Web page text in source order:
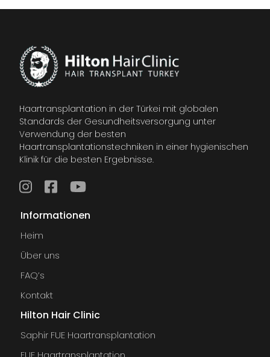
Haartransplantation in der Türkei mit globalen
Standards der Gesundheitsversorgung unter
Verwendung der besten
Haartransplantationstechniken in einer hygienischen
Klinik für die besten Ergebnisse.
Informationen
Heim
Über uns
FAQ’s
Kontakt
Hilton Hair Clinic
Saphir FUE Haartransplantation